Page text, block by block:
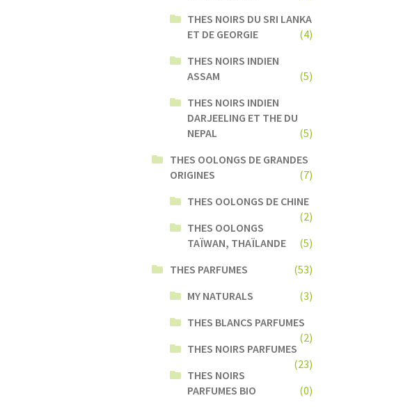
THES NOIRS DU SRI LANKA
ET DE GEORGIE
(4)
THES NOIRS INDIEN
ASSAM
(5)
THES NOIRS INDIEN
DARJEELING ET THE DU
NEPAL
(5)
THES OOLONGS DE GRANDES
ORIGINES
(7)
THES OOLONGS DE CHINE
(2)
THES OOLONGS
TAÏWAN, THAÏLANDE
(5)
THES PARFUMES
(53)
MY NATURALS
(3)
THES BLANCS PARFUMES
(2)
THES NOIRS PARFUMES
(23)
THES NOIRS
PARFUMES BIO
(0)